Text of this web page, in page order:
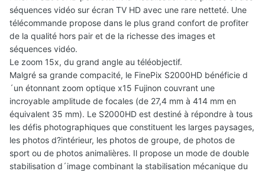
séquences vidéo sur écran TV HD avec une rare netteté. Une
télécommande propose dans le plus grand confort de profiter
de la qualité hors pair et de la richesse des images et
séquences vidéo.
Le zoom 15x, du grand angle au téléobjectif.
Malgré sa grande compacité, le FinePix S2000HD bénéficie d
´un étonnant zoom optique x15 Fujinon couvrant une
incroyable amplitude de focales (de 27,4 mm à 414 mm en
équivalent 35 mm). Le S2000HD est destiné à répondre à tous
les défis photographiques que constituent les larges paysages,
les photos d?intérieur, les photos de groupe, de photos de
sport ou de photos animalières. Il propose un mode de double
stabilisation d´image combinant la stabilisation mécanique du